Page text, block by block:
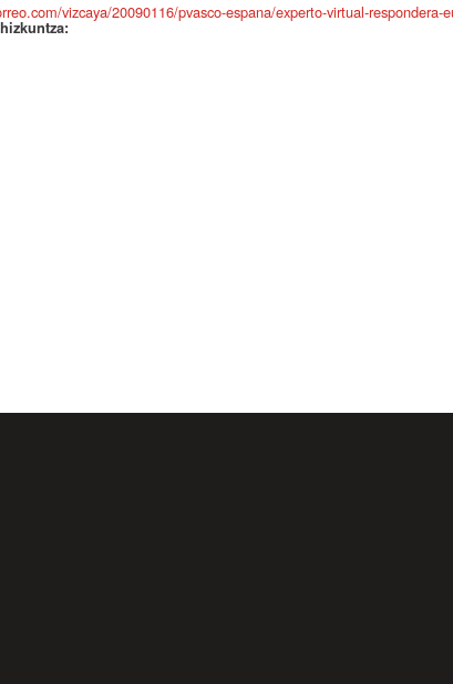
vizcaya/20090116/pvasco-espana/experto-virtual-respondera-